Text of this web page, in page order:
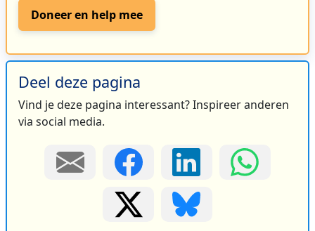
Doneer en help mee
Deel deze pagina
Vind je deze pagina interessant? Inspireer anderen
via social media.